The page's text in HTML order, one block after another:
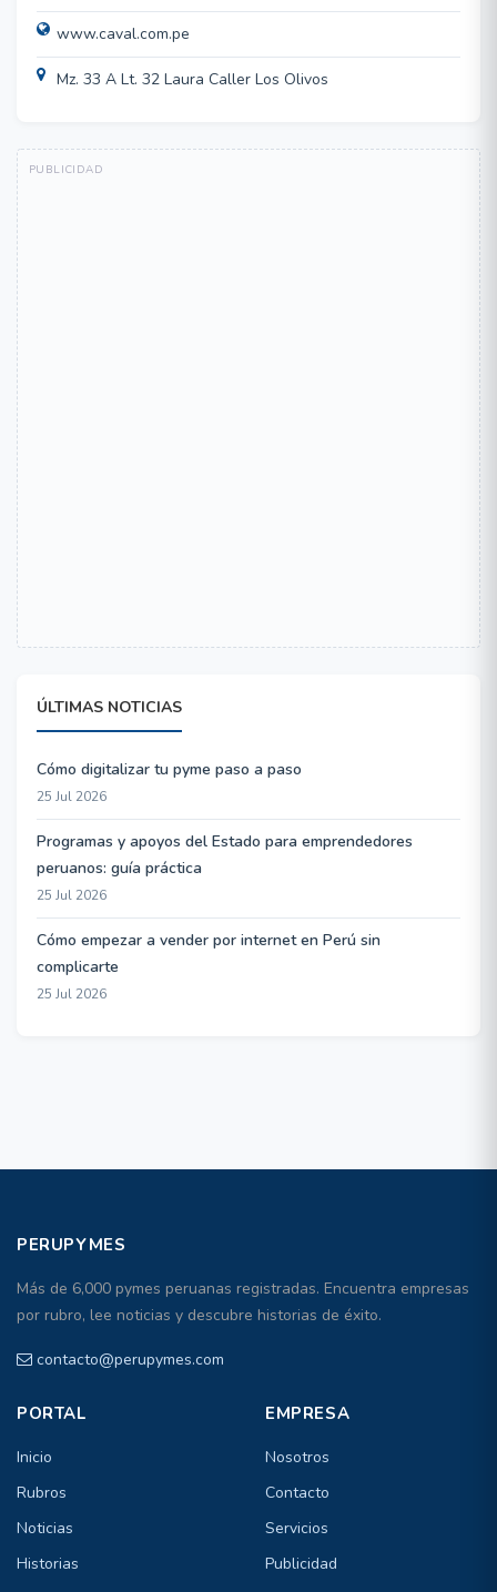
www.caval.com.pe
Mz. 33 A Lt. 32 Laura Caller Los Olivos
ÚLTIMAS NOTICIAS
Cómo digitalizar tu pyme paso a paso
25 Jul 2026
Programas y apoyos del Estado para emprendedores
peruanos: guía práctica
25 Jul 2026
Cómo empezar a vender por internet en Perú sin
complicarte
25 Jul 2026
PERUPYMES
Más de 6,000 pymes peruanas registradas. Encuentra empresas
por rubro, lee noticias y descubre historias de éxito.
contacto@perupymes.com
PORTAL
Inicio
Rubros
Noticias
Historias
EMPRESA
Nosotros
Contacto
Servicios
Publicidad